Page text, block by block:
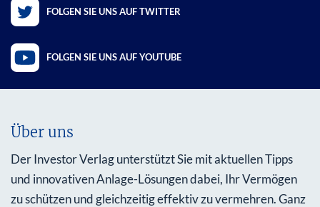
FOLGEN SIE UNS AUF TWITTER
FOLGEN SIE UNS AUF YOUTUBE
Über uns
Der Investor Verlag unterstützt Sie mit aktuellen Tipps
und innovativen Anlage-Lösungen dabei, Ihr Vermögen
zu schützen und gleichzeitig effektiv zu vermehren. Ganz